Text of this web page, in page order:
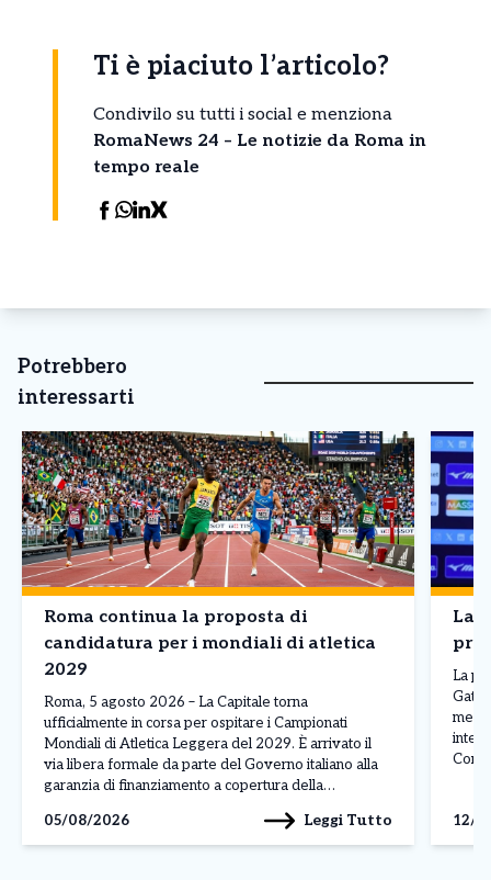
Ti è piaciuto l’articolo?
Condivilo su tutti i social e menziona
RomaNews 24 – Le notizie da Roma in
tempo reale
Potrebbero
interessarti
Roma continua la proposta di
candidatura per i mondiali di atletica
2029
Roma, 5 agosto 2026 – La Capitale torna
ufficialmente in corsa per ospitare i Campionati
Mondiali di Atletica Leggera del 2029. È arrivato il
via libera formale da parte del Governo italiano alla
garanzia di finanziamento a copertura della
decisivo nell’iter istituzionale. L’esito positivo del
confronto è […]
05/08/2026 Leggi Tutto
La
Con
dalla
12/